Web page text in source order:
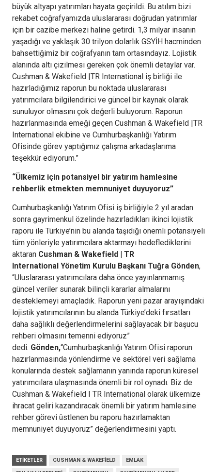
büyük altyapı yatırımları hayata geçirildi. Bu atılım bizi
rekabet coğrafyamızda uluslararası doğrudan yatırımlar
için bir cazibe merkezi haline getirdi. 1,3 milyar insanın
yaşadığı ve yaklaşık 30 trilyon dolarlık GSYİH hacminden
bahsettiğimiz bir coğrafyanın tam ortasındayız. Lojistik
alanında altı çizilmesi gereken çok önemli detaylar var.
Cushman & Wakefield |TR International iş birliği ile
hazırladığımız raporun bu noktada uluslararası
yatırımcılara bilgilendirici ve güncel bir kaynak olarak
sunuluyor olmasını çok değerli buluyorum. Raporun
hazırlanmasında emeği geçen Cushman & Wakefield |TR
International ekibine ve Cumhurbaşkanlığı Yatırım
Ofisinde görev yaptığımız çalışma arkadaşlarıma
teşekkür ediyorum.”
“Ülkemiz için potansiyel bir yatırım hamlesine
rehberlik etmekten memnuniyet duyuyoruz”
Cumhurbaşkanlığı Yatırım Ofisi iş birliğiyle 2 yıl aradan
sonra gayrimenkul özelinde hazırladıkları ikinci lojistik
raporu ile Türkiye’nin bu alanda taşıdığı önemli potansiyeli
tüm yönleriyle yatırımcılara aktarmayı hedeflediklerini
aktaran Cushman & Wakefield | TR
International Yönetim Kurulu Başkanı Tuğra Gönden,
“Uluslararası yatırımcılara daha önce yayınlanmamış
güncel veriler sunarak bilinçli kararlar almalarını
desteklemeyi amaçladık. Raporun yeni pazar arayışındaki
lojistik yatırımcılarının bu alanda Türkiye’deki fırsatları
daha sağlıklı değerlendirmelerini sağlayacak bir başucu
rehberi olmasını temenni ediyoruz”
dedi. Gönden,“Cumhurbaşkanlığı Yatırım Ofisi raporun
hazırlanmasında yönlendirme ve sektörel veri sağlama
konularında destek sağlamanın yanında raporun küresel
yatırımcılara ulaşmasında önemli bir rol oynadı. Biz de
Cushman & Wakefield I TR International olarak ülkemize
ihracat geliri kazandıracak önemli bir yatırım hamlesine
rehber görevi üstlenen bu raporu hazırlamaktan
memnuniyet duyuyoruz” değerlendirmesini yaptı.
ETIKETLER CUSHMAN & WAKEFIELD EMLAK